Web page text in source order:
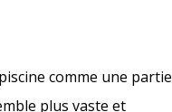
comme une partie
plus vaste et